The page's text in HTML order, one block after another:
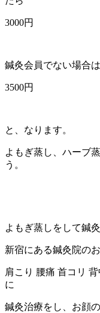
3000円
鍼灸会員でない場合は
3500円
と、なります。
よもぎ蒸し、ハーブ
う。
よもぎ蒸しをして鍼
新宿にある鍼灸院の
肩こり 腰痛 首コリ
に
鍼灸治療をし、お顔